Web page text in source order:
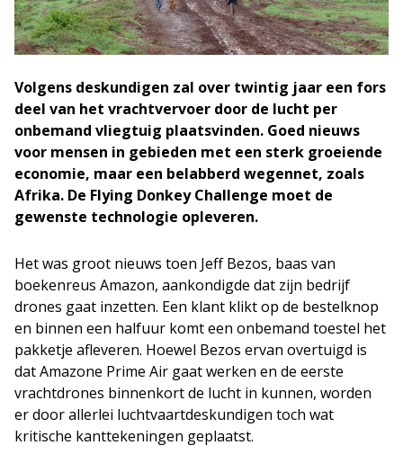
Volgens deskundigen zal over twintig jaar een fors
deel van het vrachtvervoer door de lucht per
onbemand vliegtuig plaatsvinden. Goed nieuws
voor mensen in gebieden met een sterk groeiende
economie, maar een belabberd wegennet, zoals
Afrika. De Flying Donkey Challenge moet de
gewenste technologie opleveren.
Het was groot nieuws toen Jeff Bezos, baas van
boekenreus Amazon, aankondigde dat zijn bedrijf
drones gaat inzetten. Een klant klikt op de bestelknop
en binnen een halfuur komt een onbemand toestel het
pakketje afleveren. Hoewel Bezos ervan overtuigd is
dat Amazone Prime Air gaat werken en de eerste
vrachtdrones binnenkort de lucht in kunnen, worden
er door allerlei luchtvaartdeskundigen toch wat
kritische kanttekeningen geplaatst.